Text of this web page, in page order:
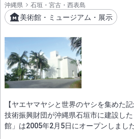
沖縄県 石垣・宮古・西表島
美術館・ミュージアム・展示
【ヤエヤマヤシと世界のヤシを集めた
技術振興財団が沖縄県石垣市に建設し
館」は2005年2月5日にオープンしまし